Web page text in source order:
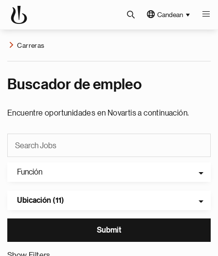
Candean
Carreras
Buscador de empleo
Encuentre oportunidades en Novartis a continuación.
Función
Ubicación (11)